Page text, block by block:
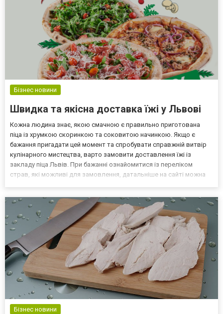
Бізнес новини
Швидка та якісна доставка їжі у Львові
Кожна людина знає, якою смачною є правильно приготована
піца із хрумкою скоринкою та соковитою начинкою. Якщо є
бажання пригадати цей момент та спробувати справжній витвір
кулінарного мистецтва, варто замовити доставлення їжі із
закладу піца Львів. При бажанні ознайомитися із переліком
страв, які можливі для замовлення, датальніше на сайті можна
Бізнес новини